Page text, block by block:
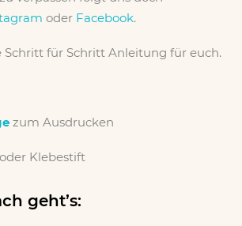
oder Facebook.
Schritt für Schritt Anleitung für euch.
zum Ausdrucken
Klebestift
geht’s: